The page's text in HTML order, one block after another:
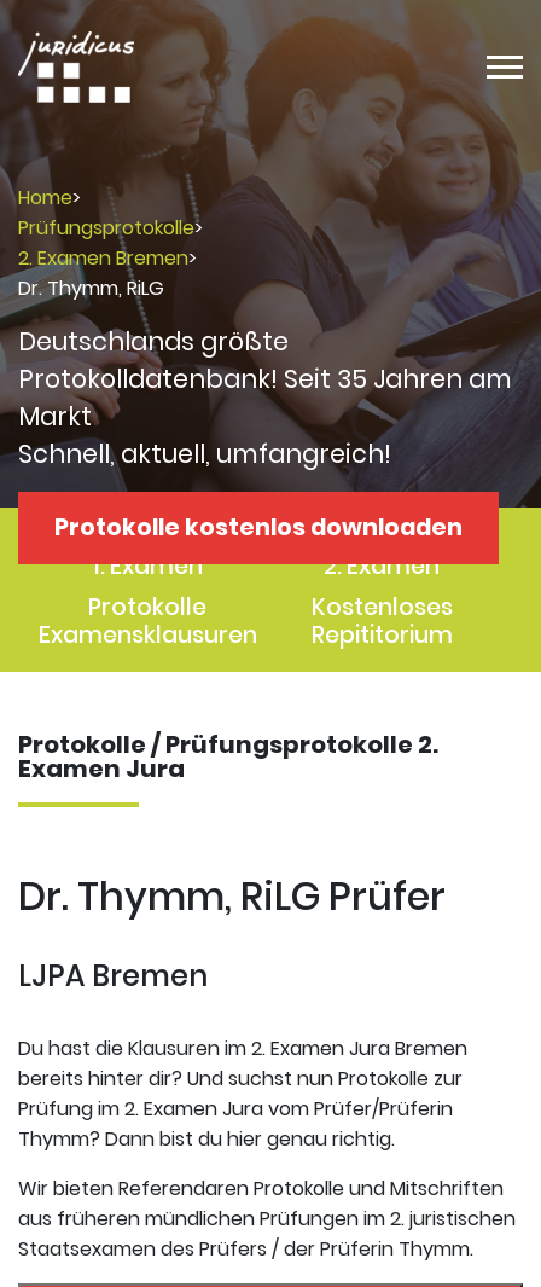
Home>
Prüfungsprotokolle>
2. Examen Bremen>
Dr. Thymm, RiLG
Deutschlands größte
Protokolldatenbank! Seit 35 Jahren am
Markt
Schnell, aktuell, umfangreich!
Protokolle kostenlos downloaden
Protokolle
1. Examen
Protokolle
2. Examen
Protokolle
Examensklausuren
Kostenloses
Repititorium
Protokolle / Prüfungsprotokolle 2.
Examen Jura
Dr. Thymm, RiLG Prüfer
LJPA Bremen
Du hast die Klausuren im 2. Examen Jura Bremen
bereits hinter dir? Und suchst nun Protokolle zur
Prüfung im 2. Examen Jura vom Prüfer/Prüferin
Thymm? Dann bist du hier genau richtig.
Wir bieten Referendaren Protokolle und Mitschriften
aus früheren mündlichen Prüfungen im 2. juristischen
Staatsexamen des Prüfers / der Prüferin Thymm.